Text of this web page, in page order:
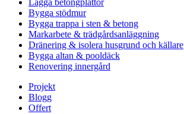
Lägga betongplattor
Bygga stödmur
Bygga trappa i sten & betong
Markarbete & trädgårdsanläggning
Dränering & isolera husgrund och källare
Bygga altan & pooldäck
Renovering innergård
Projekt
Blogg
Offert